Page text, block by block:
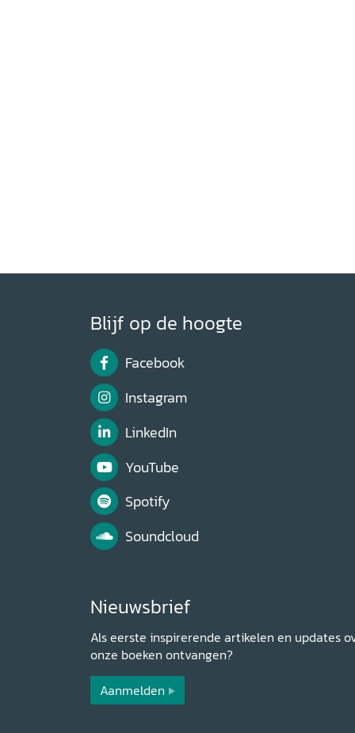
Blijf op de hoogte
Facebook
Instagram
LinkedIn
YouTube
Spotify
Soundcloud
Nieuwsbrief
Als eerste inspirerende artikelen en updates
onze boeken ontvangen?
Aanmelden